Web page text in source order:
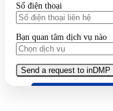
Số điện thoại
Bạn quan tâm dịch vụ nào